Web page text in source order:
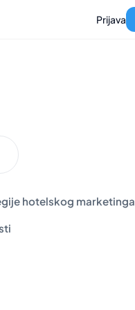
Prijava
hotelskog marketinga